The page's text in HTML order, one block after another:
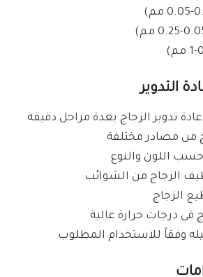
التدوير
تدوير الزجاج بعدة مراحل دقيقة
من مصادر مختلفة
حسب اللون والنوع
الزجاج من الشوائب
الزجاج
في درجات حرارة عالية
وفقاً للاستخدام المطلوب